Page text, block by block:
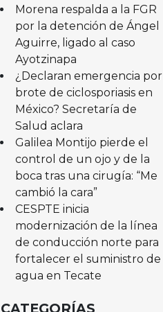
Morena respalda a la FGR
por la detención de Ángel
Aguirre, ligado al caso
Ayotzinapa
¿Declaran emergencia por
brote de ciclosporiasis en
México? Secretaría de
Salud aclara
Galilea Montijo pierde el
control de un ojo y de la
boca tras una cirugía: “Me
cambió la cara”
CESPTE inicia
modernización de la línea
de conducción norte para
fortalecer el suministro de
agua en Tecate
CATEGORÍAS